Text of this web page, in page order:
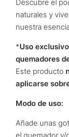
Descubre el
naturales y
nuestra
*Uso
quemadores
Este producto
aplicarse
Modo de uso:
Añade unas